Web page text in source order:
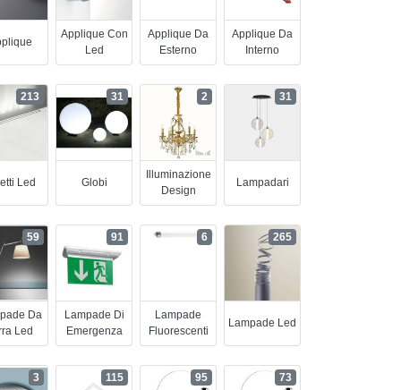
Applique Con
Led
Applique Da
Esterno
Applique Da
Interno
Led
213
Globi
31
Illuminazione
Design
2
Lampadari
31
Da
Led
59
Lampade Di
Emergenza
91
Lampade
Fluorescenti
6
Lampade Led
265
3 115 95 73